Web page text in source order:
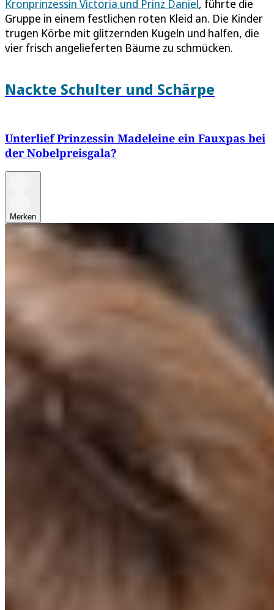
Kronprinzessin Victoria und Prinz Daniel , führte die
Gruppe in einem festlichen roten Kleid an. Die Kinder
trugen Körbe mit glitzernden Kugeln und halfen, die
vier frisch angelieferten Bäume zu schmücken.
Nackte Schulter und Schärpe
Unterlief Prinzessin Madeleine ein Fauxpas bei
der Nobelpreisgala?
Merken